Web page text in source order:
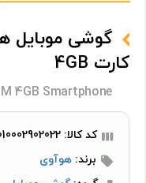
کارت 4GB
4GB Smartphone
کد کالا: 010002902022
برند: هوآوی